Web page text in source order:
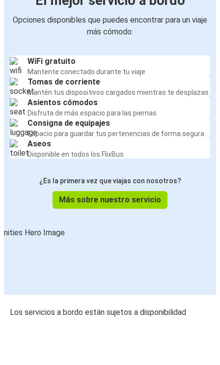
Opciones disponibles que puedes encontrar para un viaje
más cómodo:
WiFi gratuito
Mantente conectado durante tu viaje
Tomas de corriente
Mantén tus dispositivos cargados mientras te desplazas
Asientos cómodos
Disfruta de más espacio para las piernas
Consigna de equipajes
Espacio para guardar tus pertenencias de forma segura
Aseos
Disponible en todos los FlixBus
¿Es la primera vez que viajas con nosotros?
Más sobre nuestro servicio
Los servicios a bordo están sujetos a disponibilidad